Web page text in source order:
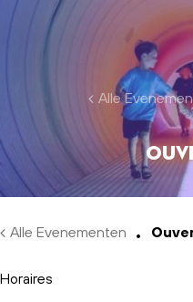
Skip to main content
Alle
Alle Evenementen
Horaires